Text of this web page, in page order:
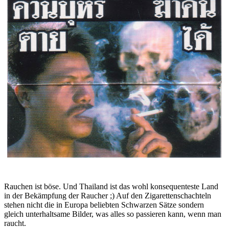
Rauchen ist böse. Und Thailand ist das wohl konsequenteste Land
in der Bekämpfung der Raucher ;) Auf den Zigarettenschachteln
stehen nicht die in Europa beliebten Schwarzen Sätze sondern
gleich unterhaltsame Bilder, was alles so passieren kann, wenn man
raucht.